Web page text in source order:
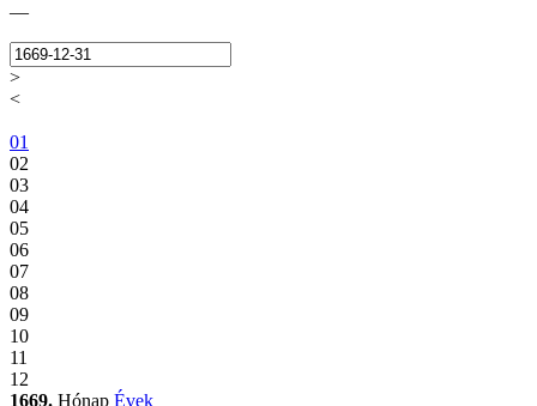
—
>
<
01
02
03
04
05
06
07
08
09
10
11
12
1669. Hónap Évek